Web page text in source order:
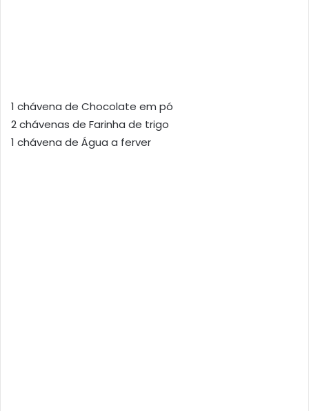
1 chávena de Chocolate em pó
2 chávenas de Farinha de trigo
1 chávena de Água a ferver